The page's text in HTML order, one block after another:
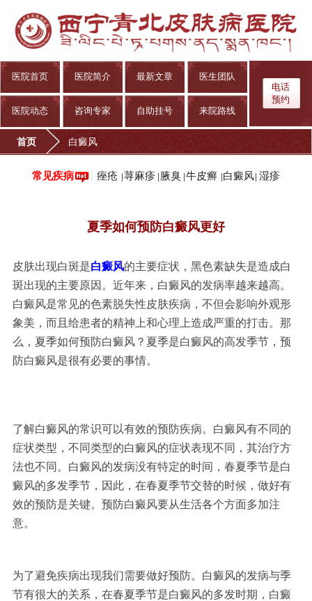
医院首页 医院简介 最新文章 医生团队
医院动态 咨询专家 自助挂号 来院路线
电话
预约
首页 白癜风
常见疾病 痤疮 荨麻疹 腋臭 牛皮癣 白癜风 湿疹
夏季如何预防白癜风更好
皮肤出现白斑是白癜风的主要症状，黑色素缺失是造成白
斑出现的主要原因。近年来，白癜风的发病率越来越高。
白癜风是常见的色素脱失性皮肤疾病，不但会影响外观形
象美，而且给患者的精神上和心理上造成严重的打击。那
么，夏季如何预防白癜风？夏季是白癜风的高发季节，预
防白癜风是很有必要的事情。
了解白癜风的常识可以有效的预防疾病。白癜风有不同的
症状类型，不同类型的白癜风的症状表现不同，其治疗方
法也不同。白癜风的发病没有特定的时间，春夏季节是白
癜风的多发季节，因此，在春夏季节交替的时候，做好有
效的预防是关键。预防白癜风要从生活各个方面多加注
意。
为了避免疾病出现我们需要做好预防。白癜风的发病与季
节有很大的关系，在春夏季节是白癜风的多发时期，白癜